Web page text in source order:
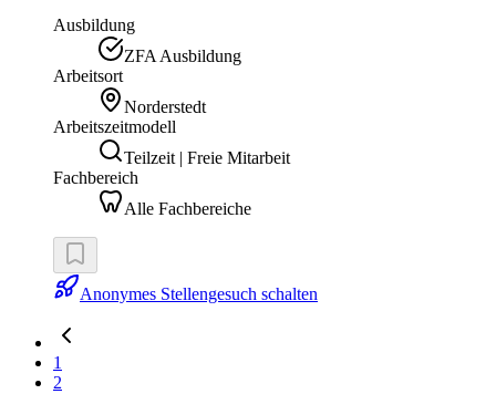
Ausbildung
ZFA Ausbildung
Arbeitsort
Norderstedt
Arbeitszeitmodell
Teilzeit | Freie Mitarbeit
Fachbereich
Alle Fachbereiche
Anonymes Stellengesuch schalten
1
2